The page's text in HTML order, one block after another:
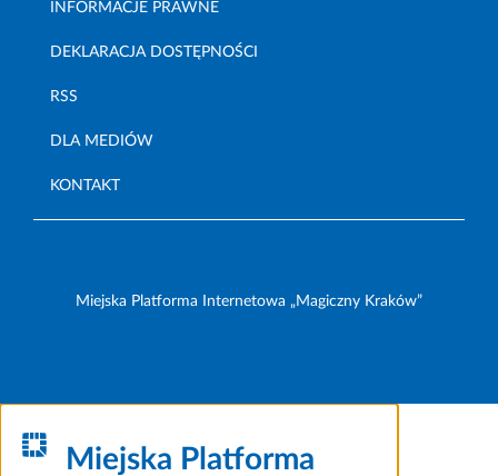
INFORMACJE PRAWNE
DEKLARACJA DOSTĘPNOŚCI
RSS
DLA MEDIÓW
KONTAKT
Miejska Platforma Internetowa „Magiczny Kraków”
Miejska Platforma